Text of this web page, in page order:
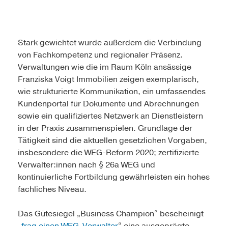
Stark gewichtet wurde außerdem die Verbindung
von Fachkompetenz und regionaler Präsenz.
Verwaltungen wie die im Raum Köln ansässige
Franziska Voigt Immobilien zeigen exemplarisch,
wie strukturierte Kommunikation, ein umfassendes
Kundenportal für Dokumente und Abrechnungen
sowie ein qualifiziertes Netzwerk an Dienstleistern
in der Praxis zusammenspielen. Grundlage der
Tätigkeit sind die aktuellen gesetzlichen Vorgaben,
insbesondere die WEG-Reform 2020; zertifizierte
Verwalter:innen nach § 26a WEG und
kontinuierliche Fortbildung gewährleisten ein hohes
fachliches Niveau.
Das Gütesiegel „Business Champion“ bescheinigt